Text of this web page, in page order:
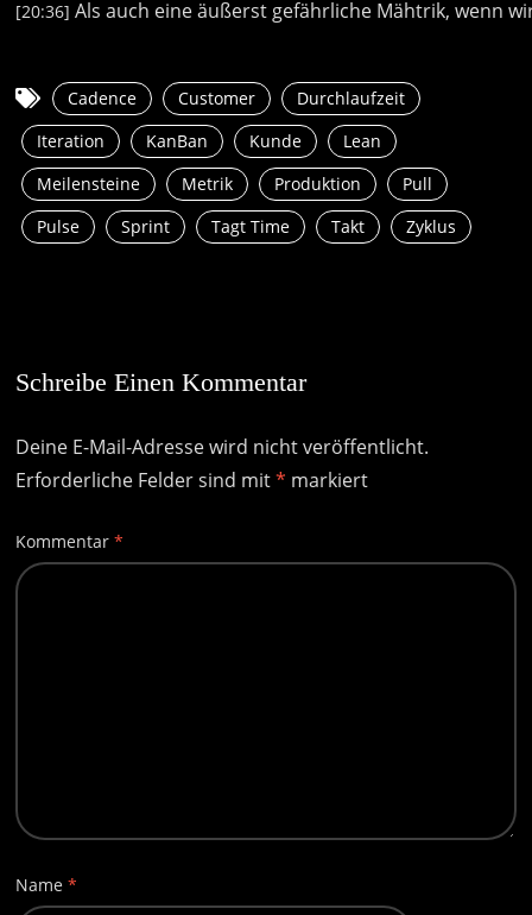
[20:36] Als auch eine äußerst gefährliche Mähtrik, wenn
Cadence Customer
Durchlaufzeit
Iteration
KanBan Kunde
Lean
Meilensteine
Metrik Produktion
Pull
Pulse
Sprint Tagt Time Takt Zyklus
Schreibe Einen Kommentar
Deine E-Mail-Adresse wird nicht veröffentlicht.
Erforderliche Felder sind mit* markiert
Kommentar*
Name*